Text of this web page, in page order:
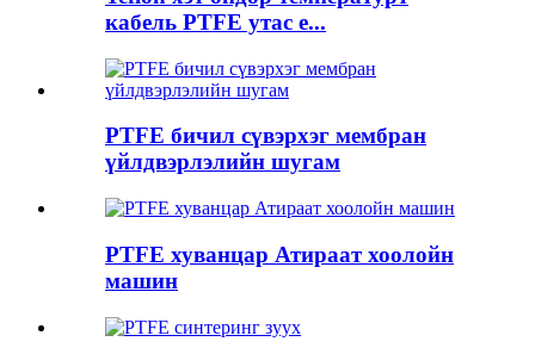
кабель PTFE утас e...
PTFE бичил сүвэрхэг мембран
үйлдвэрлэлийн шугам
PTFE хуванцар Атираат хоолойн
машин